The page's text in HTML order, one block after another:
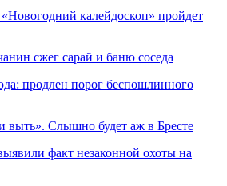
калейдоскоп» пройдет
сжег сарай и баню соседа
продлен порог беспошлинного
выть». Слышно будет аж в Бресте
факт незаконной охоты на